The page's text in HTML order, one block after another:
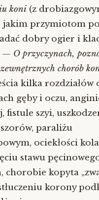
koni (z
jakim przymiotom
dobry ogier i
— O przyczynach,
chorób
kilka rozdziałów
gęby i oczu,
fistule szyi,
szorów, paraliżu
ociekłości
stawu
chorobie kopyta
stłuczeniu korony